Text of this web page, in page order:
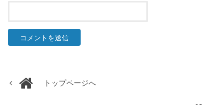
トップページへ